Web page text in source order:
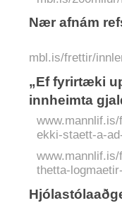
Nær afnám
mbl.is/frettir/
„Ef fyrirtæki
innheimta
ekki-staett-a-
thetta-